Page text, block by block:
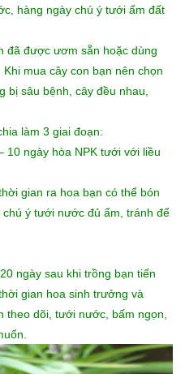
hàng ngày chú ý tưới ẩm đất
đã được ươm sẵn hoặc dùng
mua cây con bạn nên chọn
bị sâu bệnh, cây đều nhau,
làm 3 giai đoạn:
10 ngày hòa NPK tưới với liều
gian ra hoa bạn có thể bón
ý tưới nước đủ ẩm, tránh để
ngày sau khi trồng bạn tiến
gian hoa sinh trưởng và
theo dõi, tưới nước, bấm ngọn,